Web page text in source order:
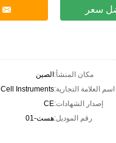
سعر
مكان المنشأ:الصين
اسم العلامة التجارية:Cell Instruments
إصدار الشهادات:CE
رقم الموديل:هست-01